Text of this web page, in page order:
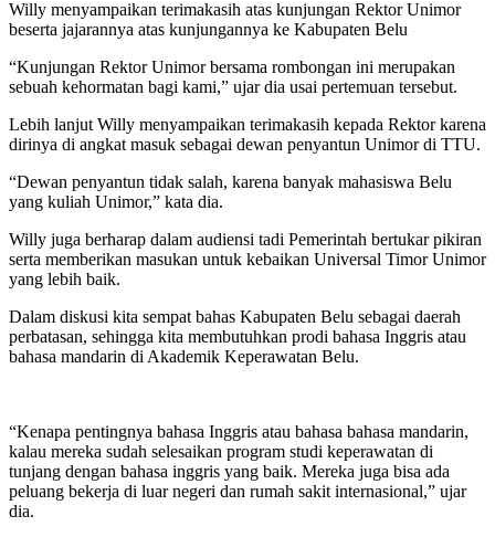
Willy menyampaikan terimakasih atas kunjungan Rektor Unimor
beserta jajarannya atas kunjungannya ke Kabupaten Belu
“Kunjungan Rektor Unimor bersama rombongan ini merupakan
sebuah kehormatan bagi kami,” ujar dia usai pertemuan tersebut.
Lebih lanjut Willy menyampaikan terimakasih kepada Rektor karena
dirinya di angkat masuk sebagai dewan penyantun Unimor di TTU.
“Dewan penyantun tidak salah, karena banyak mahasiswa Belu
yang kuliah Unimor,” kata dia.
Willy juga berharap dalam audiensi tadi Pemerintah bertukar pikiran
serta memberikan masukan untuk kebaikan Universal Timor Unimor
yang lebih baik.
Dalam diskusi kita sempat bahas Kabupaten Belu sebagai daerah
perbatasan, sehingga kita membutuhkan prodi bahasa Inggris atau
bahasa mandarin di Akademik Keperawatan Belu.
“Kenapa pentingnya bahasa Inggris atau bahasa bahasa mandarin,
kalau mereka sudah selesaikan program studi keperawatan di
tunjang dengan bahasa inggris yang baik. Mereka juga bisa ada
peluang bekerja di luar negeri dan rumah sakit internasional,” ujar
dia.